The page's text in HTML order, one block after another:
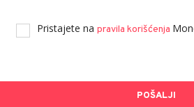
Pristajete na pravila korišćenja
POŠALJI